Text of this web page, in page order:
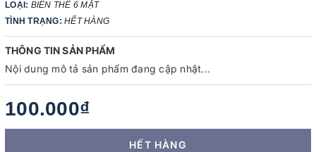
LOẠI: BIẾN THỂ 6 MẶT
TÌNH TRẠNG: HẾT HÀNG
THÔNG TIN SẢN PHẨM
Nội dung mô tả sản phẩm đang cập nhật...
100.000₫
HẾT HÀNG